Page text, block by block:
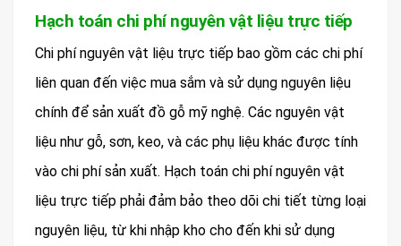
Hạch toán chi phí nguyên vật liệu trực tiếp
Chi phí nguyên vật liệu trực tiếp bao gồm các chi phí
liên quan đến việc mua sắm và sử dụng nguyên liệu
chính để sản xuất đồ gỗ mỹ nghệ. Các nguyên vật
liệu như gỗ, sơn, keo, và các phụ liệu khác được tính
vào chi phí sản xuất. Hạch toán chi phí nguyên vật
liệu trực tiếp phải đảm bảo theo dõi chi tiết từng loại
nguyên liệu, từ khi nhập kho cho đến khi sử dụng